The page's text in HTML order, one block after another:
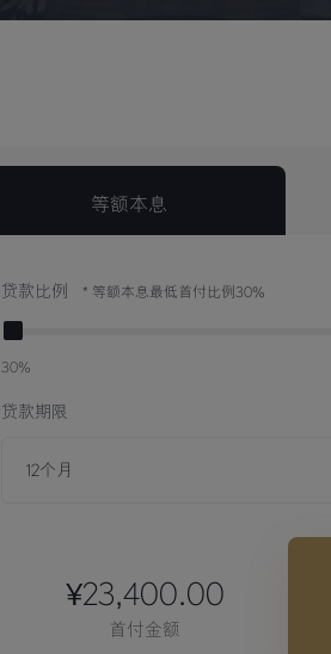
等额本息
贷款比例 * 等额本息最低首付比例30%
30%
贷款期限
¥23,400.00
首付金额